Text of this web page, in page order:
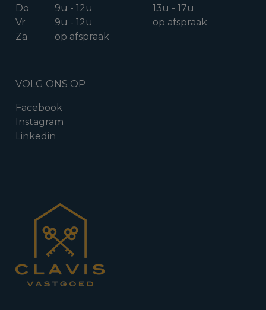
Do
9u - 12u
13u - 17u
Vr
9u - 12u
op afspraak
Za
op afspraak
VOLG ONS OP
Facebook
Instagram
Linkedin